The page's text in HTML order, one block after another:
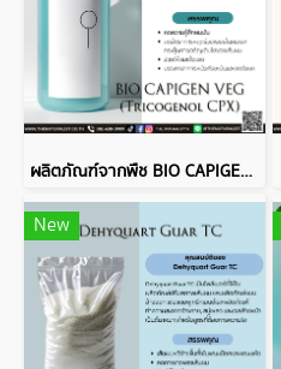
ผลิตภัณฑ์จากพืช BIO CAPIGEN VEG (Tricogenol CPX)
New